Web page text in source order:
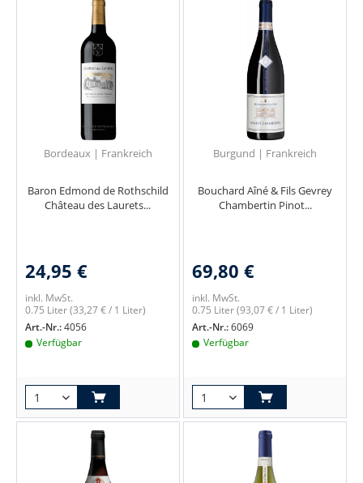
Bordeaux | Frankreich
Baron Edmond de Rothschild
Château des Laurets...
24,95 €
inkl. MwSt.
0.75 Liter(33,27 € / 1 Liter)
Art.-Nr.:4056
Verfügbar
Burgund | Frankreich
Bouchard Aîné & Fils Gevrey
Chambertin Pinot...
69,80 €
inkl. MwSt.
0.75 Liter(93,07 € / 1 Liter)
Art.-Nr.:6069
Verfügbar